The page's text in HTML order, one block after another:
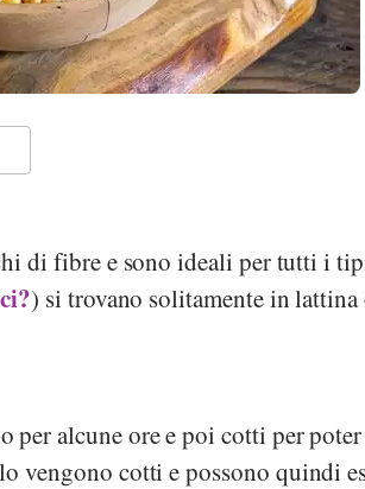
und Ernährung Schweiz
di fibre e sono ideali per tutti i
) si trovano solitamente in lattina
per alcune ore e poi cotti per poter
vengono cotti e possono quindi